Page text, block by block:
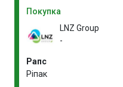
Покупка
LNZ Group
-
Рапс
Ріпак